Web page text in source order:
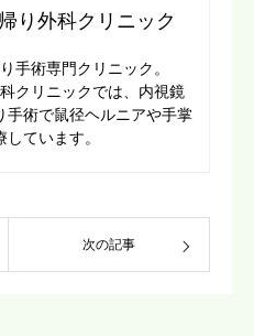
り外科クリニック
手術専門クリニック。
クリニックでは、内視鏡
手術で鼠径ヘルニアや手掌
ています。
次の記事